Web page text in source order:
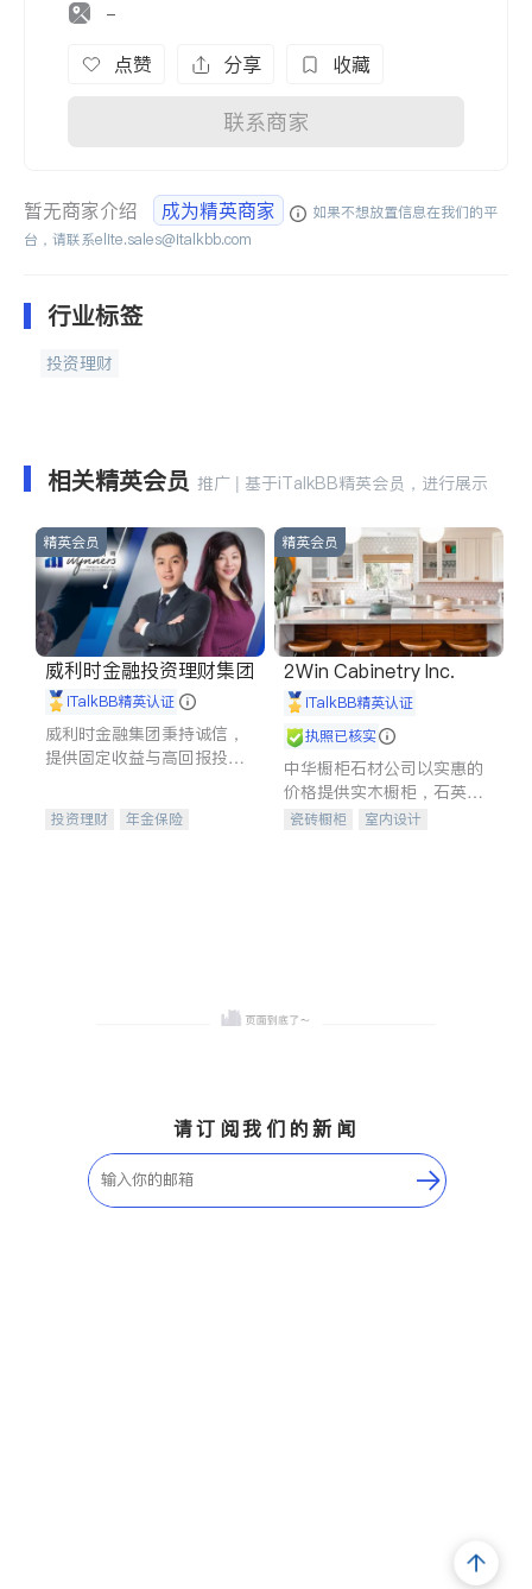
-
点赞 分享 收藏
联系商家
暂无商家介绍 成为精英商家
如果不想放置信息在我们的平
台，请联系elite.sales@italkbb.com
行业标签
投资理财
相关精英会员 推广 | 基于iTalkBB精英会员，进行展示
精英会员
威利时金融投资理财集团
iTalkBB精英认证
威利时金融集团秉持诚信，
提供固定收益与高回报投资
合，助力客户实现目标
投资理财
年金保险
精英会员
2Win Cabinetry Inc.
iTalkBB精英认证
执照已核实
中华橱柜石材公司以实惠的
价格提供实木橱柜，石英石
台面，多种优质不锈钢水
瓷砖橱柜
室内设计
请订阅我们的新闻